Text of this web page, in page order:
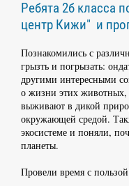
Ребята 2б класса
центр Кижи" и
Познакомились с
грызть и погрызать:
другими интересными
о жизни этих животных,
выживают в дикой
окружающей средой.
экосистеме и поняли,
планеты.
Провели время с